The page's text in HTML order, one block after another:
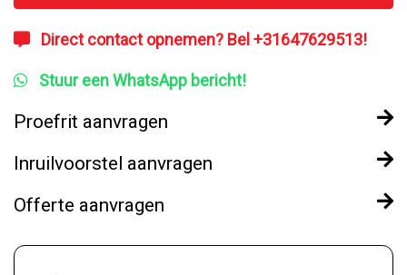
Direct contact opnemen? Bel +31647629513!
Stuur een WhatsApp bericht!
Proefrit aanvragen
Inruilvoorstel aanvragen
Offerte aanvragen